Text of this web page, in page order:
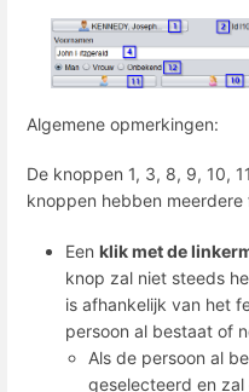
Algemene opmerkingen:
De knoppen 1, 3, 8, 9, 10,
knoppen hebben meerdere
Een klik met de
knop zal niet steeds
is afhankelijk van het
persoon al bestaat of
Als de persoon al
geselecteerd en